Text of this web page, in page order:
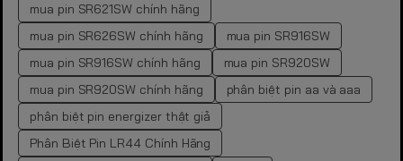
mua pin SR621SW chính hãng
mua pin SR626SW chính hãng
mua pin SR916SW
mua pin SR916SW chính hãng
mua pin SR920SW
mua pin SR920SW chính hãng
phân biệt pin aa và aaa
phân biệt pin energizer thật giả
Phân Biệt Pin LR44 Chính Hãng